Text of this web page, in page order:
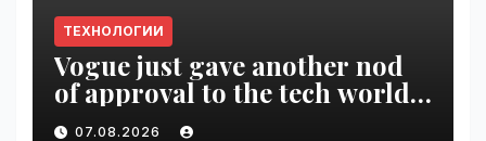
ТЕХНОЛОГИИ
Vogue just gave another nod
of approval to the tech world |
VseTime.ru
07.08.2026